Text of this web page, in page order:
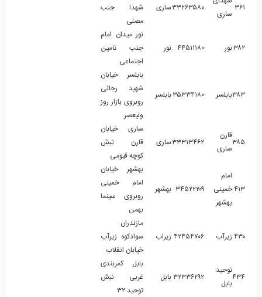
۳۶۱
ساری
۳۳۲۶۳۵۸۰ساری
شهدا جنب
مصلی
۳۸۲نور ۴۴۵۱۱۱۸۰ نور
نور میدان امام
جنب تامین
اجتماعی
۳۸۳بابلسر ۳۵۳۳۴۱۸۰بابلسر
بابلسر خیابان
شهید رجائی
روبروی بازار روز
ولیعصر
۳۸۵
قارن
ساری
۳۳۳۱۳۴۶۲ساری
ساری خیابان
قارن نبش
کوچه قیومی
۴۱۳
امام
خمینی
بهشهر
۳۴۵۲۲۲۰۹ بهشهر
بهشهر خیابان
امام خمینی
روبروی سینما
بهمن
۴۳۰ زیرآب ۴۲۴۵۴۷۰۶ زیراب
مازندران
سوادکوه زیرآب
خیابان انقلاب
۴۳۴
توحید
بابل
۳۲۳۳۶۲۹۲بابل
بابل کمربندی
غربی نبش
توحید ۳۲